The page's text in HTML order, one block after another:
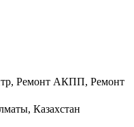
Ремонт АКПП, Ремонт
Казахстан